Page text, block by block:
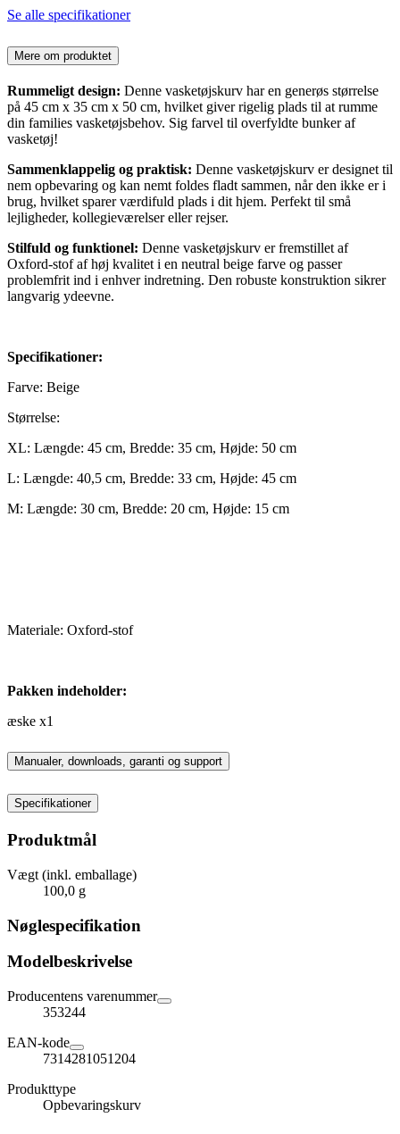
Se alle specifikationer
Mere om produktet
Rummeligt design: Denne vasketøjskurv har en generøs størrelse
på 45 cm x 35 cm x 50 cm, hvilket giver rigelig plads til at rumme
din families vasketøjsbehov. Sig farvel til overfyldte bunker af
vasketøj!
Sammenklappelig og praktisk: Denne vasketøjskurv er designet til
nem opbevaring og kan nemt foldes fladt sammen, når den ikke er i
brug, hvilket sparer værdifuld plads i dit hjem. Perfekt til små
lejligheder, kollegieværelser eller rejser.
Stilfuld og funktionel: Denne vasketøjskurv er fremstillet af
Oxford-stof af høj kvalitet i en neutral beige farve og passer
problemfrit ind i enhver indretning. Den robuste konstruktion sikrer
langvarig ydeevne.
Specifikationer:
Farve: Beige
Størrelse:
XL: Længde: 45 cm, Bredde: 35 cm, Højde: 50 cm
L: Længde: 40,5 cm, Bredde: 33 cm, Højde: 45 cm
M: Længde: 30 cm, Bredde: 20 cm, Højde: 15 cm
Materiale: Oxford-stof
Pakken indeholder:
æske x1
Manualer, downloads, garanti og support
Specifikationer
Produktmål
Vægt (inkl. emballage)
100,0 g
Nøglespecifikation
Modelbeskrivelse
Producentens varenummer
353244
EAN-kode
7314281051204
Produkttype
Opbevaringskurv